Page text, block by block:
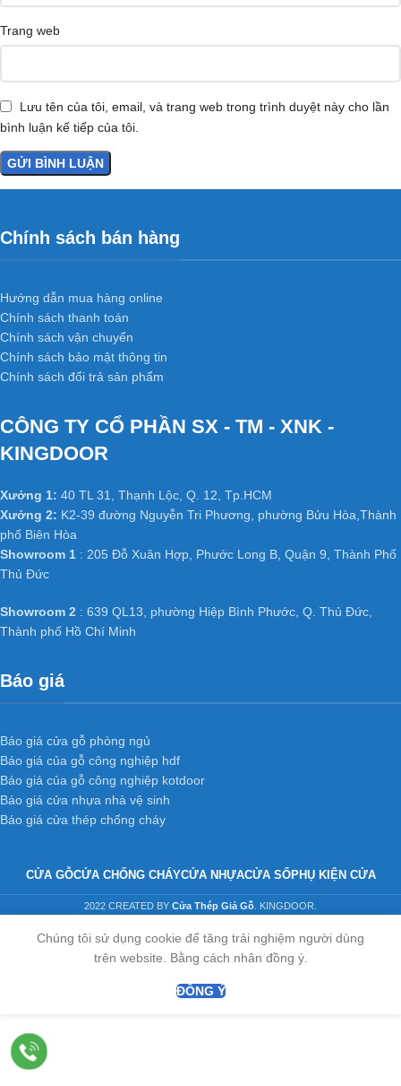
Trang web
Lưu tên của tôi, email, và trang web trong trình duyệt này cho lần
bình luận kế tiếp của tôi.
Chính sách bán hàng
Hướng dẫn mua hàng online
Chính sách thanh toán
Chính sách vận chuyển
Chính sách bảo mật thông tin
Chính sách đổi trả sản phẩm
CÔNG TY CỔ PHẦN SX - TM - XNK -
KINGDOOR
Xưởng 1: 40 TL 31, Thạnh Lộc, Q. 12, Tp.HCM
Xưởng 2: K2-39 đường Nguyễn Tri Phương, phường Bửu Hòa,Thành
phố Biên Hòa
Showroom 1 : 205 Đỗ Xuân Hợp, Phước Long B, Quận 9, Thành Phố
Thủ Đức
Showroom 2 : 639 QL13, phường Hiệp Bình Phước, Q. Thủ Đức,
Thành phố Hồ Chí Minh
Báo giá
Báo giá cửa gỗ phòng ngủ
Báo giá của gỗ công nghiệp hdf
Báo giá của gỗ công nghiệp kotdoor
Báo giá cửa nhựa nhà vệ sinh
Báo giá cửa thép chống cháy
CỬA GỖCỬA CHỐNG CHÁYCỬA NHỰACỬA SỔPHỤ KIỆN CỬA
2022 CREATED BY Cửa Thép Giả Gỗ . KINGDOOR.
Chúng tôi sử dụng cookie để tăng trải nghiệm người dùng
trên website. Bằng cách nhân đồng ý.
ĐỒNG Ý